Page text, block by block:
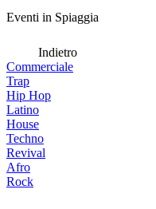
Eventi in Spiaggia
Indietro
Commerciale
Trap
Hip Hop
Latino
House
Techno
Revival
Afro
Rock